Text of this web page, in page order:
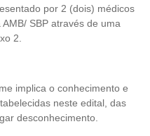
por 2 (dois) médicos
SBP através de uma
2.
implica o conhecimento e
neste edital, das
desconhecimento.